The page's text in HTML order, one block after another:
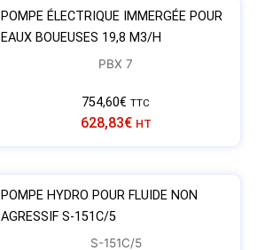
POMPE ÉLECTRIQUE IMMERGÉE POUR
EAUX BOUEUSES 19,8 M3/H
PBX 7
754,60€ TTC
628,83€ HT
POMPE HYDRO POUR FLUIDE NON
AGRESSIF S-151C/5
S-151C/5